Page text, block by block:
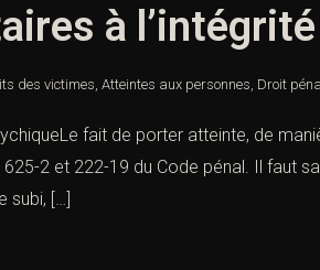
à
des victimes, Atteintes aux personnes, Droit pénal
fait de porter atteinte, de
2 et 222-19 du Code pénal. Il faut
subi, […]